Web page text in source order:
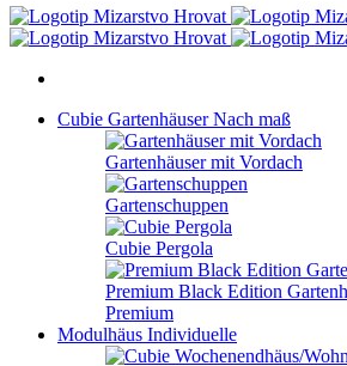
Cubie GartenhäuserNach maß
Gartenhäuser mit Vordach
Gartenschuppen
Cubie Pergola
Premium Black Edition
Premium
Modulhäus Individuelle